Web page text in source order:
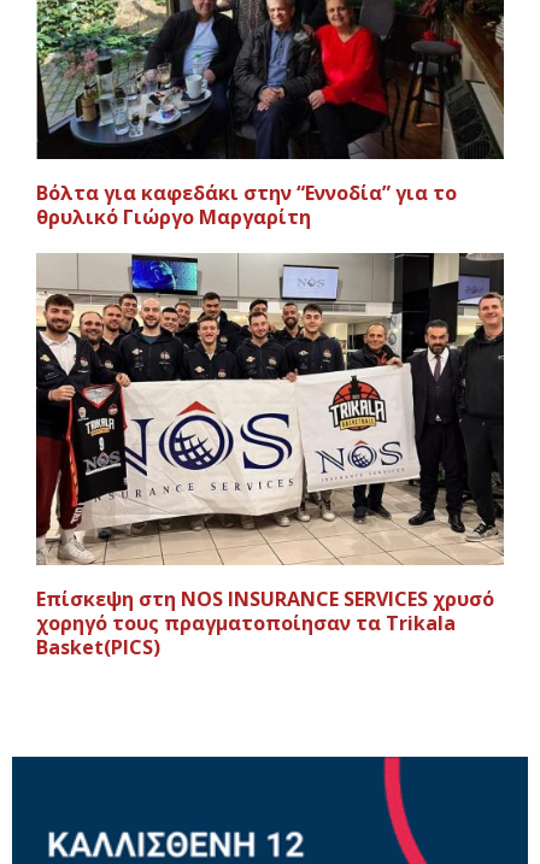
Βόλτα για καφεδάκι στην “Εννοδία” για το
θρυλικό Γιώργο Μαργαρίτη
Eπίσκεψη στη ΝΟS INSURANCE SERVICES χρυσό
χορηγό τους πραγματοποίησαν τα Trikala
Basket(PICS)